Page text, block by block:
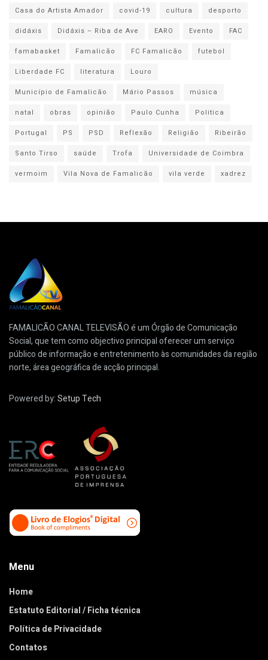
Casa do Artista Amador
covid-19 cultura
desporto
didáxis
Didáxis – Riba de Ave EARO Evento
FAC
famabasket
Famalicão FC Famalicão
futebol
Liberdade FC
literatura
Louro
Município de Famalicão
Mário Passos
música
natal
obras opinião Paulo Cunha
Politica
Portugal
PS PSD Reflexão Religião
Ribeirão
Santo Tirso
saúde Trofa
Universidade de Coimbra
vermoim
Vila Nova de Famalicão vila verde xadrez
FAMALICÃO CANAL TELEVISÃO é um Órgão de Comunicação
Social, que tem como objectivo principal oferecer um serviço
público de informação e entretenimento às comunidades da região
norte, área geográfica de acção principal.
Powered by:Setup Tech
Menu
Home
Estatuto Editorial / Ficha técnica
Política de Privacidade
Contatos